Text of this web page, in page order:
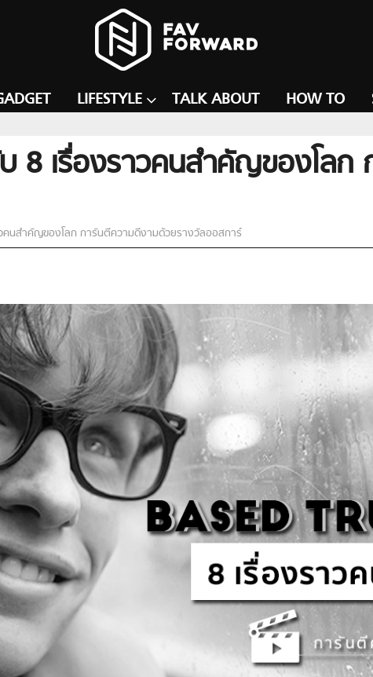
LIFESTYLE TALK ABOUT HOW TO
8 เรื่องราวคนสำคัญของโล
คนสำคัญของโลก การันตีความดีงามด้วยรางวัลออสการ์